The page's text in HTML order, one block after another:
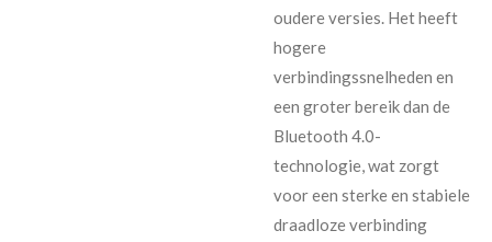
oudere versies. Het heeft
hogere
verbindingssnelheden en
een groter bereik dan de
Bluetooth 4.0-
technologie, wat zorgt
voor een sterke en stabiele
draadloze verbinding